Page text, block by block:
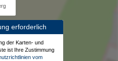
erforderlich
der Karten- und
ist Ihre Zustimmung
vom